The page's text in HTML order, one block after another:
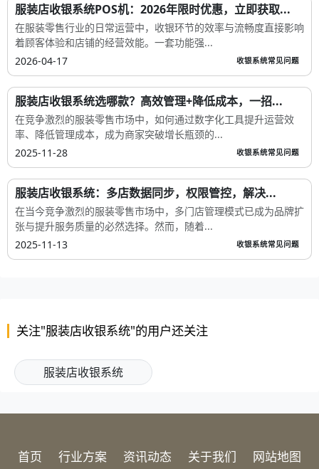
服装店收银系统POS机：2026年限时优惠，立即获取...
在服装零售行业的日常运营中，收银环节的效率与流畅度直接影响
着顾客体验和店铺的经营效能。一套功能强...
2026-04-17
收银系统常见问题
服装店收银系统选哪款？高效管理+降低成本，一招...
在竞争激烈的服装零售市场中，如何通过数字化工具提升运营效
率、降低管理成本，成为商家突破增长瓶颈的...
2025-11-28
收银系统常见问题
服装店收银系统：多店数据同步，权限管控，解决...
在当今竞争激烈的服装零售市场中，多门店管理模式已成为品牌扩
张与提升服务质量的必然选择。然而，随着...
2025-11-13
收银系统常见问题
关注"服装店收银系统"的用户还关注
服装店收银系统
首页 行业方案 资讯动态 关于我们 网站地图